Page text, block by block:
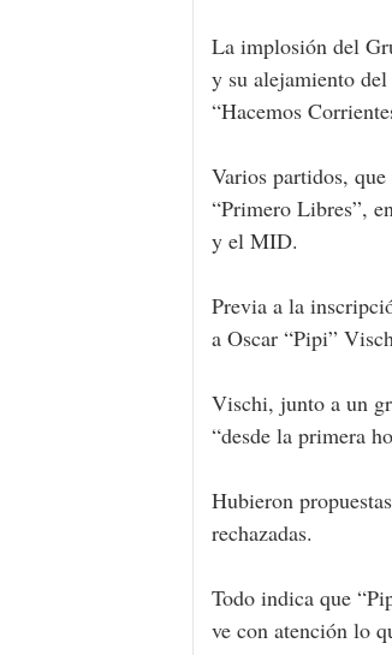
La implosión del
y su alejamiento
“Hacemos
Varios partidos,
“Primero Libres”,
y el MID.
Previa a la
a Oscar “Pipi”
Vischi, junto a un
“desde la primera
Hubieron
rechazadas.
Todo indica que
ve con atención lo